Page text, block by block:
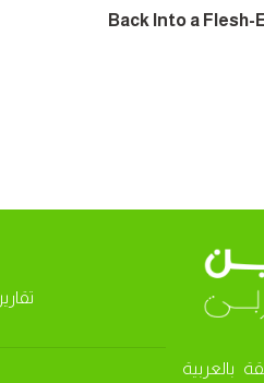
Back Into a
بالعربية
تقارير